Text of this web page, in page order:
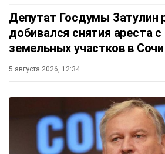
Депутат Госдумы Затулин
добивался снятия ареста с
земельных участков в Сочи
5 августа 2026, 12:34